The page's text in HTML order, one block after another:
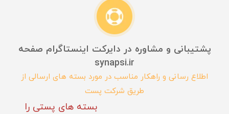
پشتیبانی و مشاوره در دایرکت اینستاگرام صفحه
synapsi.ir
اطلاع رسانی و راهکار مناسب در مورد بسته های ارسالی از
طریق شرکت پست
بسته های پستی را